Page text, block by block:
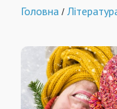
Головна /